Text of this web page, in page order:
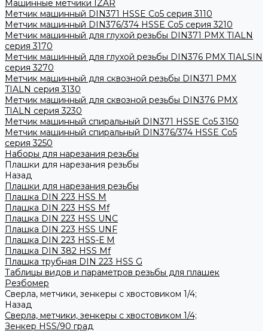
Машинные метчики IZAR
Метчик машинный DIN371 HSSE Co5 серия 3110
Метчик машинный DIN376/374 HSSE Co5 серия 3210
Метчик машинный для глухой резьбы DIN371 PMX TIALN
серия 3170
Метчик машинный для глухой резьбы DIN376 PMX TIALSIN
серия 3270
Метчик машинный для сквозной резьбы DIN371 PMX
TIALN серия 3130
Метчик машинный для сквозной резьбы DIN376 PMX
TIALN серия 3230
Метчик машинный спиральный DIN371 HSSE Co5 3150
Метчик машинный спиральный DIN376/374 HSSE Co5
серия 3250
Наборы для нарезания резьбы
Плашки для нарезания резьбы
Назад
Плашки для нарезания резьбы
Плашка DIN 223 HSS M
Плашка DIN 223 HSS Mf
Плашка DIN 223 HSS UNC
Плашка DIN 223 HSS UNF
Плашка DIN 223 HSS-Е M
Плашка DIN 382 HSS Mf
Плашка трубная DIN 223 HSS G
Таблицы видов и параметров резьбы для плашек
Резбомер
Сверла, метчики, зенкеры с хвостовиком 1/4;
Назад
Сверла, метчики, зенкеры с хвостовиком 1/4;
Зенкер HSS/90 град